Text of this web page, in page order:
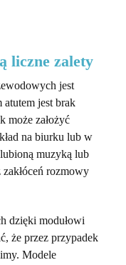
liczne zalety
jest
jest brak
może założyć
na biurku lub w
muzyką lub
rozmowy
dzięki modułowi
że przez przypadek
Modele